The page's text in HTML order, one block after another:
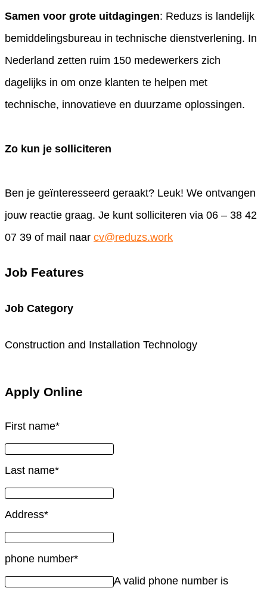
Samen voor grote uitdagingen: Reduzs is landelijk
bemiddelingsbureau in technische dienstverlening. In
Nederland zetten ruim 150 medewerkers zich
dagelijks in om onze klanten te helpen met
technische, innovatieve en duurzame oplossingen.
Zo kun je solliciteren
Ben je geïnteresseerd geraakt? Leuk! We ontvangen
jouw reactie graag. Je kunt solliciteren via 06 – 38 42
07 39 of mail naar cv@reduzs.work
Job Features
Job Category
Construction and Installation Technology
Apply Online
First name*
Last name*
Address*
phone number*
A valid phone number is